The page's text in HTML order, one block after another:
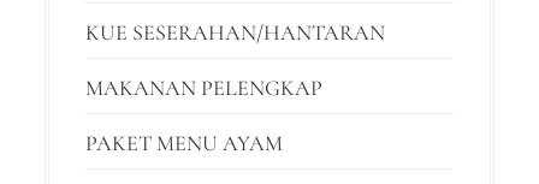
KUE SESERAHAN/HANTARAN
MAKANAN PELENGKAP
PAKET MENU AYAM